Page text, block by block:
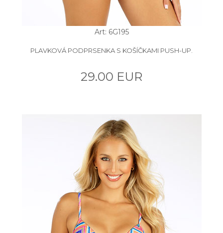
Art: 6G195
PLAVKOVÁ PODPRSENKA S KOŠÍČKAMI PUSH-UP.
29.00 EUR